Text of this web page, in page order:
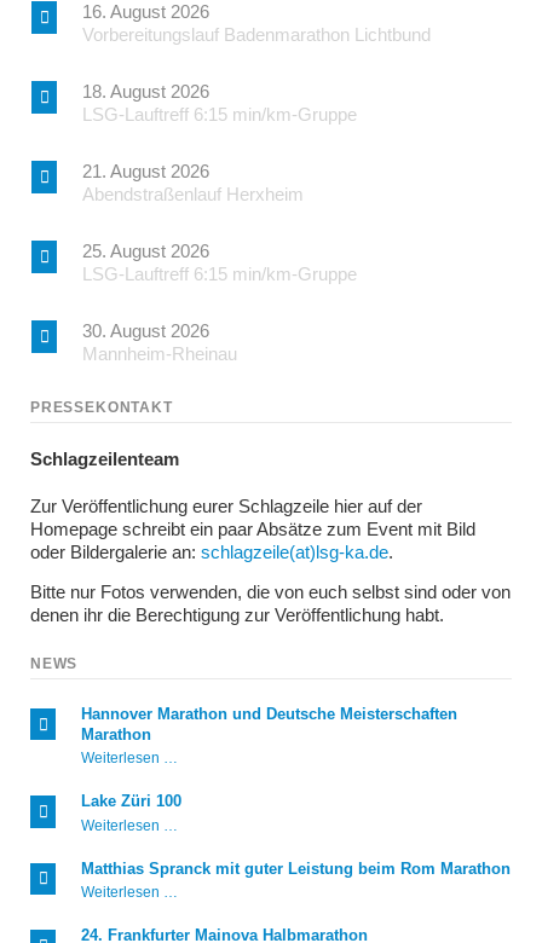
16. August 2026
Vorbereitungslauf Badenmarathon Lichtbund
18. August 2026
LSG-Lauftreff 6:15 min/km-Gruppe
21. August 2026
Abendstraßenlauf Herxheim
25. August 2026
LSG-Lauftreff 6:15 min/km-Gruppe
30. August 2026
Mannheim-Rheinau
PRESSEKONTAKT
Schlagzeilenteam
Zur Veröffentlichung eurer Schlagzeile hier auf der
Homepage schreibt ein paar Absätze zum Event mit Bild
oder Bildergalerie an: schlagzeile(at)lsg-ka.de.
Bitte nur Fotos verwenden, die von euch selbst sind oder von
denen ihr die Berechtigung zur Veröffentlichung habt.
NEWS
Hannover Marathon und Deutsche Meisterschaften
Marathon
Weiterlesen …
und
Deutsche
Meisterschaften
Lake Züri 100
Weiterlesen …
Matthias Spranck mit guter Leistung beim Rom Marathon
Weiterlesen …
mit
24. Frankfurter Mainova Halbmarathon